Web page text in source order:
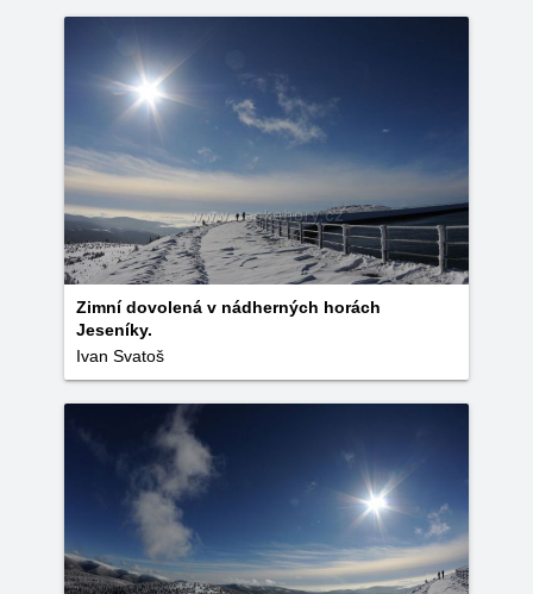
Zimní dovolená v nádherných horách
Jeseníky.
Ivan Svatoš